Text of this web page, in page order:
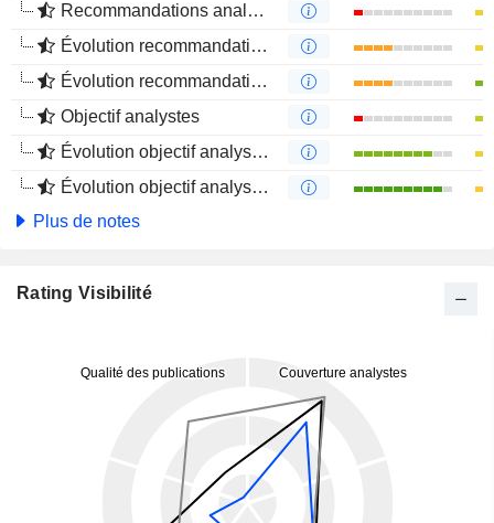
Recommandations analystes
Évolution recommandations analystes 1 an
Évolution recommandations analystes 4 mois
Objectif analystes
Évolution objectif analystes 1 an
Évolution objectif analystes 4 mois
Plus de notes
Rating Visibilité